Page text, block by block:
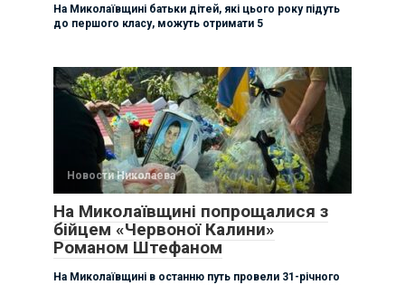
На Миколаївщині батьки дітей, які цього року підуть
до першого класу, можуть отримати 5
Новости Николаева
На Миколаївщині попрощалися з
бійцем «Червоної Калини»
Романом Штефаном
На Миколаївщині в останню путь провели 31-річного